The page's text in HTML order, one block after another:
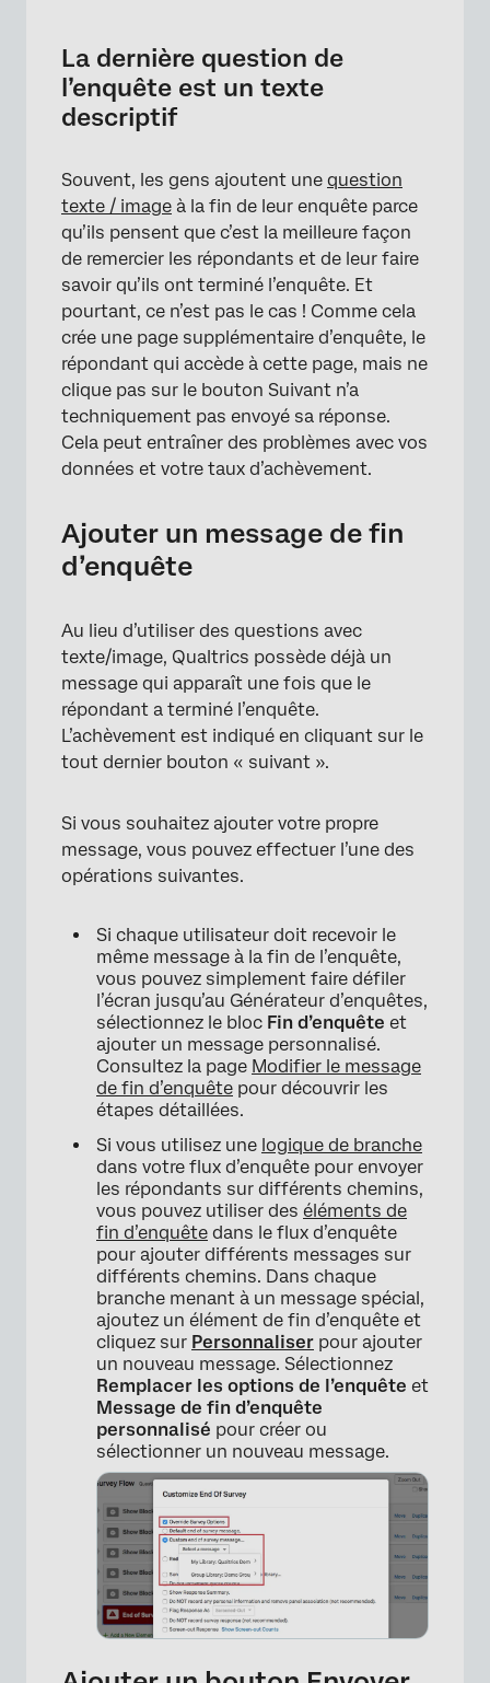
La dernière question de
l’enquête est un texte
descriptif
Souvent, les gens ajoutent une question
texte / image à la fin de leur enquête parce
qu’ils pensent que c’est la meilleure façon
de remercier les répondants et de leur faire
savoir qu’ils ont terminé l’enquête. Et
pourtant, ce n’est pas le cas ! Comme cela
crée une page supplémentaire d’enquête, le
répondant qui accède à cette page, mais ne
clique pas sur le bouton Suivant n’a
techniquement pas envoyé sa réponse.
Cela peut entraîner des problèmes avec vos
données et votre taux d’achèvement.
Ajouter un message de fin
d’enquête
Au lieu d’utiliser des questions avec
texte/image, Qualtrics possède déjà un
message qui apparaît une fois que le
répondant a terminé l’enquête.
L’achèvement est indiqué en cliquant sur le
tout dernier bouton « suivant ».
Si vous souhaitez ajouter votre propre
message, vous pouvez effectuer l’une des
opérations suivantes.
Si chaque utilisateur doit recevoir le
même message à la fin de l’enquête,
vous pouvez simplement faire défiler
l’écran jusqu’au Générateur d’enquêtes,
sélectionnez le bloc Fin d’enquête et
ajouter un message personnalisé.
Consultez la page Modifier le message
de fin d’enquête pour découvrir les
étapes détaillées.
Si vous utilisez une logique de branche
dans votre flux d’enquête pour envoyer
les répondants sur différents chemins,
vous pouvez utiliser des éléments de
fin d’enquête dans le flux d’enquête
pour ajouter différents messages sur
différents chemins. Dans chaque
branche menant à un message spécial,
ajoutez un élément de fin d’enquête et
cliquez sur Personnaliser pour ajouter
un nouveau message. Sélectionnez
Remplacer les options de l’enquête et
Message de fin d’enquête
personnalisé pour créer ou
sélectionner un nouveau message.